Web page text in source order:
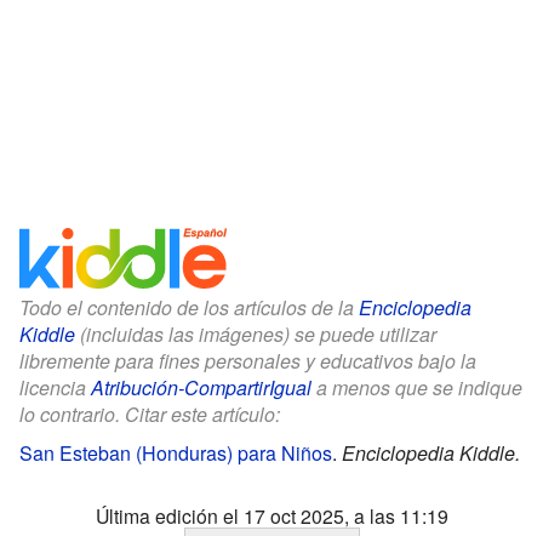
Todo el contenido de los artículos de la Enciclopedia
Kiddle (incluidas las imágenes) se puede utilizar
libremente para fines personales y educativos bajo la
licenciaAtribución-CompartirIguala menos que se indique
lo contrario. Citar este artículo:
San Esteban (Honduras) para Niños. Enciclopedia Kiddle.
Última edición el 17 oct 2025, a las 11:19